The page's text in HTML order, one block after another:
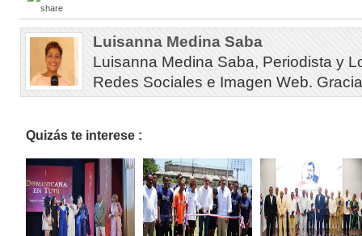
Luisanna Medina Saba
Luisanna Medina Saba, Periodista y
Redes Sociales e Imagen Web.
Quizás te interese :